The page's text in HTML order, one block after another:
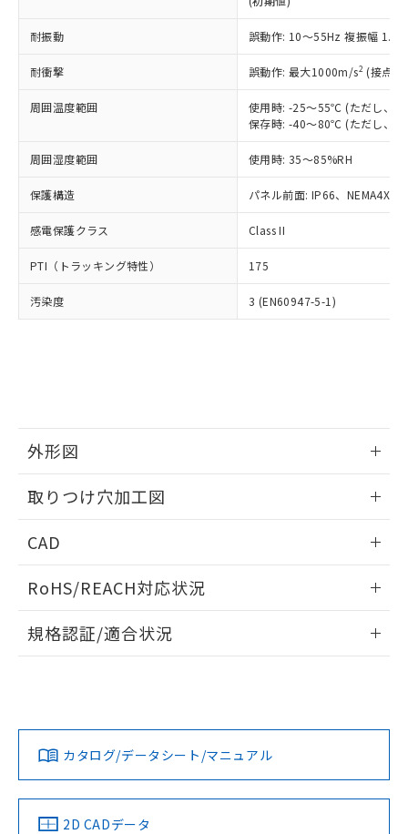
耐振動 誤動作: 10～55Hz 複振幅
耐衝撃 誤動作: 最大1000m/s2 (接点
周囲温度範囲
使用時: -25～55℃ (ただし、氷
保存時: -40～80℃ (ただし、氷
周囲湿度範囲 使用時: 35～85%RH
保護構造 パネル前面: IP66、NEMA4X,
感電保護クラス Class II
PTI（トラッキング特性） 175
汚染度 3 (EN60947-5-1)
外形図
取りつけ穴加工図
CAD
ドすることができます。
ログイン/会員登録
ダウンロードデータをご利用いただく前に、以下を必ずお読
みください。
ソフトウェアの使用条件
RoHS/REACH対応状況
EU RoHS 注意事項・凡例
対応済み
中国 RoHS 注意事項・凡例
規格認証/適合状況
LR型式承認
（イギリス
船舶規格）
DNV型式承認
（ノルウェー
BV型式承認
（フランス
KR型式
（韓国
カタログ/データシート/マニュアル
2D CADデータ
正式な納期状況および標準価格はお客
様のお取引先、またはお客様担当のオ
オムロン制御機器販売店や当社販売拠
販売ネットワーク
」をご確認
在庫状況および標準価格結果を当社の
事前の承諾なく第三者に漏洩または開
示しないようお願いします。
マイパーツ機能（部品リスト作成サー
ビス）をご利用いただくには、I-Web
メンバーズにご登録されている必要が
あります。
登録された部品リストについて、当社
の共同利用に関して"
の「1.共同利
(PBDE) 1000ppm以下、フタル酸ビス(2-エチルヘキシ
ル) (DEHP)(別名：DOP) 1000ppm以下、フタル酸ブチ
ルベンジル（BBP） 1000ppm以下、フタル酸ジブチル
（DBP） 1000ppm以下、フタル酸ジイソブチル
但し、RoHS指令で産業用監視および制御機器に対する
フタル酸エステル類の４物質については閾値を超える意
図的な使用がないことを確認しています。
※2 対応予定月
部品在庫の切り替え状況などにより、予定
月が前後することがあります。
※3 非含有証明書ダウンロード
るもので、過去に遡って非含有を証明する
ものではありません。
また、RoHS指令のフタル酸エステル類４
既に当社にて対応品への在庫切替を完了
していることから、特段のことがない限
り、2022年1月12日より割愛しておりま
す。
ニル類) : 1000ppm、 PBDEs(ポリ臭化ジフェニルエーテ
DBP(フタル酸ジブチル) : 1000ppm、 DIBP(フタル酸ジ
DEHP(フタル酸ビス(2-エチルヘキシル)) : 1000ppm
「ｅ」：有害物質（10物質）のすべてが基
準値以下であることを示します。
「10」：通常の使用状況下において有害物
質が外部に漏えいし、環境に深刻な影響を
及ぼさない年数を意味します。
「－」：未確認です。当社販売部門へお問
当社は規制貨物を破棄する場合は、完
全に破砕するなど、違法に輸出されな
いよう必要な手段を講じます。
当社は貴社製品を、核兵器、ミサイ
ル、化学兵器、生物兵器またはその他
武器並びにこれらの製造装置等に一切
当社は、貴社製品を第三者に販売する
場合は、上記1、2および3の内容を当
該第三者に通知します。また当社は、
販売先および販売に係わる関係者が違
法に輸出するおそれがある場合は、取
り引きをいたしません。
一定数以上の在庫あり
一定数には満たないが在庫あり
いては、お客様のお取引先、ま
たはお客様担当のオムロン制御
機器販売店・当社販売員にご確
白
受注生産機種、また在庫状況の
情報を公開していない機種